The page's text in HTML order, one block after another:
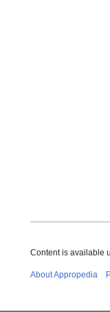
Content is available
About Appropedia